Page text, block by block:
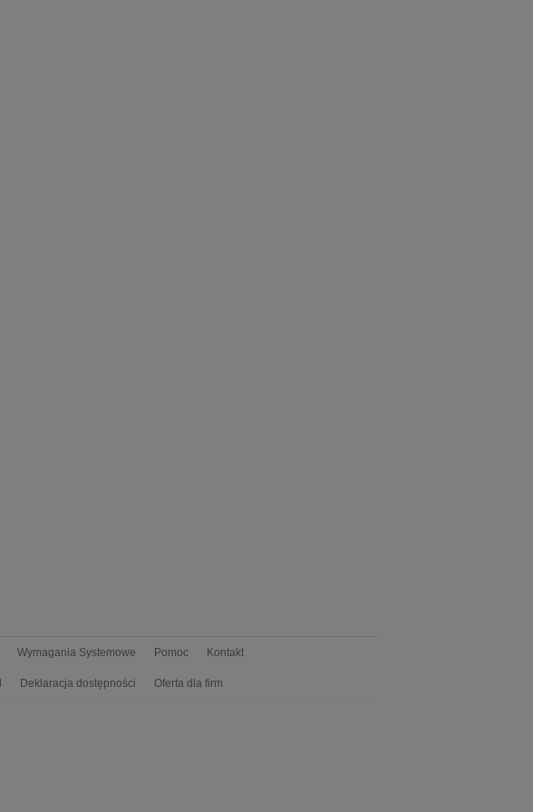
Wymagania Systemowe Pomoc Kontakt
Deklaracja dostępności Oferta dla firm